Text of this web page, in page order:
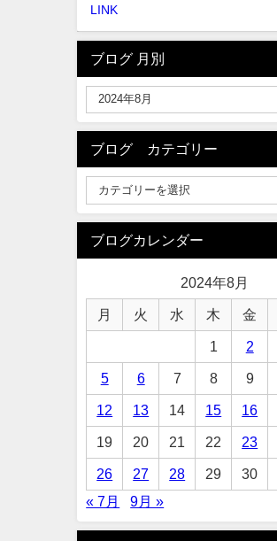
LINK
ブログ 月別
ブログ カテゴリー
ブログカレンダー
2024年8月
月 火 水 木 金
1 2
5 6 7 8 9
12 13 14 15 16
19 20 21 22 23
26 27 28 29 30
« 7月
9月 »